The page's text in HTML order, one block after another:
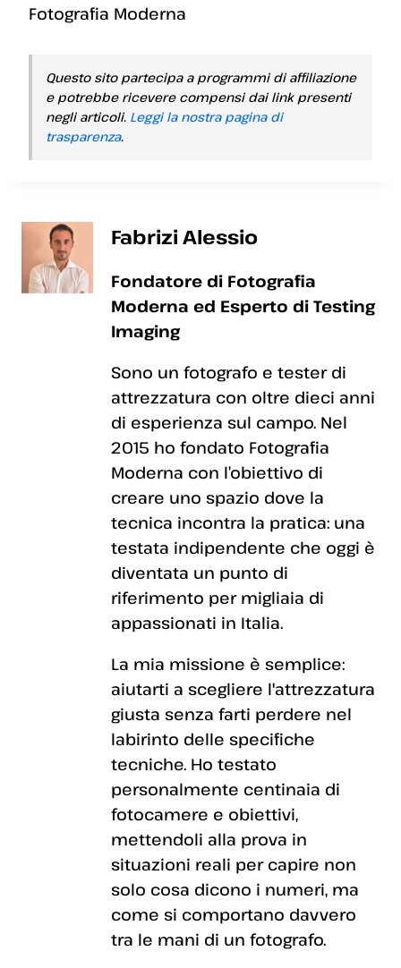
Fotografia Moderna
Questo sito partecipa a programmi di affiliazione
e potrebbe ricevere compensi dai link presenti
negli articoli. Leggi la nostra pagina di
trasparenza.
Fabrizi Alessio
Fondatore di Fotografia
Moderna ed Esperto di Testing
Imaging
Sono un fotografo e tester di
attrezzatura con oltre dieci anni
di esperienza sul campo. Nel
2015 ho fondato Fotografia
Moderna con l’obiettivo di
creare uno spazio dove la
tecnica incontra la pratica: una
testata indipendente che oggi è
diventata un punto di
riferimento per migliaia di
appassionati in Italia.
La mia missione è semplice:
aiutarti a scegliere l'attrezzatura
giusta senza farti perdere nel
labirinto delle specifiche
tecniche. Ho testato
personalmente centinaia di
fotocamere e obiettivi,
mettendoli alla prova in
situazioni reali per capire non
solo cosa dicono i numeri, ma
come si comportano davvero
tra le mani di un fotografo.